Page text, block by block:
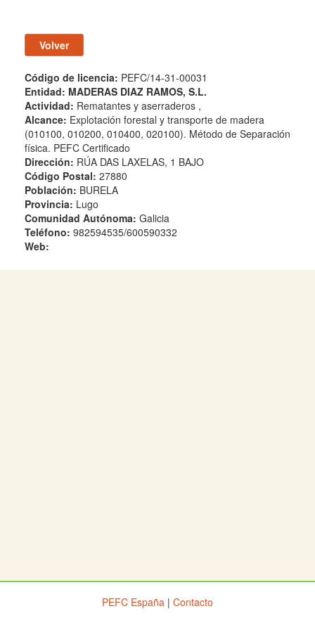
Código de licencia: PEFC/14-31-00031
Entidad: MADERAS DIAZ RAMOS, S.L.
Actividad: Rematantes y aserraderos ,
Alcance: Explotación forestal y transporte de madera
(010100, 010200, 010400, 020100). Método de Separación
física. PEFC Certificado
Dirección: RÚA DAS LAXELAS, 1 BAJO
Código Postal: 27880
Población: BURELA
Provincia: Lugo
Comunidad Autónoma: Galicia
Teléfono: 982594535/600590332
Web:
PEFC España | Contacto